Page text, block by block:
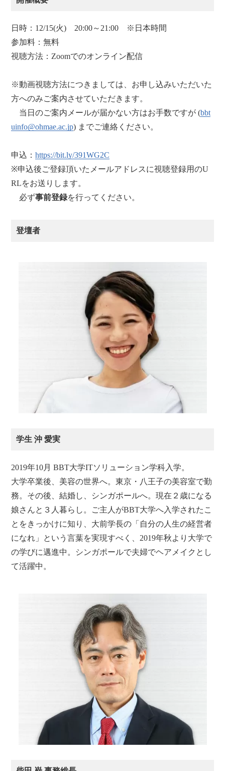
日時：12/15(火) 20:00～21:00 ※日本時間
参加料：無料
視聴方法：Zoomでのオンライン配信
※動画視聴方法につきましては、お申し込みいただいた
方へのみご案内させていただきます。
当日のご案内メールが届かない方はお手数ですが (bbt
uinfo@ohmae.ac.jp) までご連絡ください。
申込：https://bit.ly/391WG2C
※申込後ご登録頂いたメールアドレスに視聴登録用のU
RLをお送りします。
必ず事前登録を行ってください。
登壇者
学生 沖 愛実
2019年10月 BBT大学ITソリューション学科入学。
大学卒業後、美容の世界へ。東京・八王子の美容室で勤
務。その後、結婚し、シンガポールへ。現在２歳になる
娘さんと３人暮らし。ご主人がBBT大学へ入学されたこ
とをきっかけに知り、大前学長の「自分の人生の経営者
になれ」という言葉を実現すべく、2019年秋より大学で
の学びに邁進中。シンガポールで夫婦でヘアメイクとし
て活躍中。